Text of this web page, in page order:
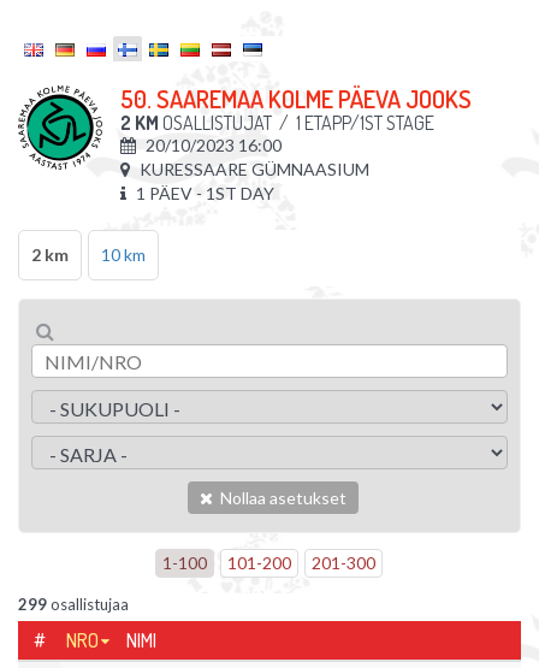
50. SAAREMAA KOLME PÄEVA JOOKS
2 KM OSALLISTUJAT / 1 ETAPP/1ST STAGE
20/10/2023 16:00
KURESSAARE GÜMNAASIUM
1 PÄEV - 1ST DAY
2 km 10 km
Nollaa asetukset
1-100 101-200 201-300
299osallistujaa
# NRO NIMI